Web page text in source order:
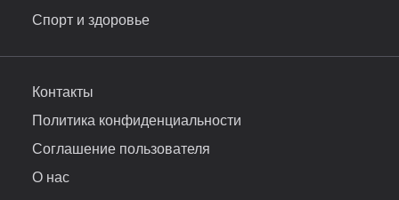
Спорт и здоровье
Контакты
Политика конфиденциальности
Соглашение пользователя
О нас